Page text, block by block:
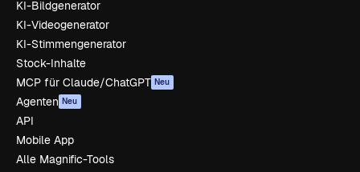
KI-Bildgenerator
KI-Videogenerator
KI-Stimmengenerator
Stock-Inhalte
MCP für Claude/ChatGPT Neu
Agenten Neu
API
Mobile App
Alle Magnific-Tools